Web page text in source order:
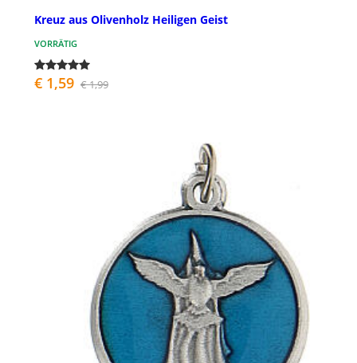
Kreuz aus Olivenholz Heiligen Geist
VORRÄTIG
€ 1,59 € 1,99